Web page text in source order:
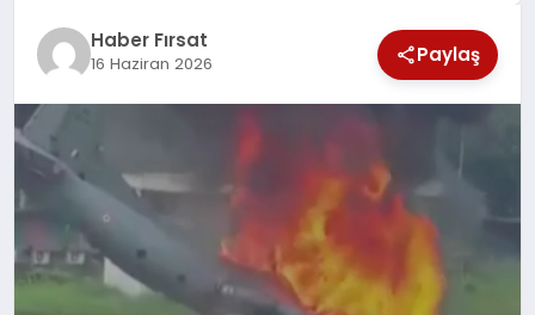
MAGAZİN
DÜNYA
Haber Fırsat
16 Haziran 2026 Paylaş